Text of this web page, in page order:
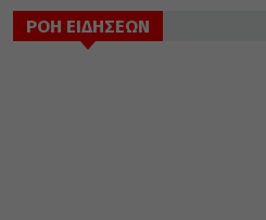
ΡΟΗ ΕΙΔΗΣΕΩΝ